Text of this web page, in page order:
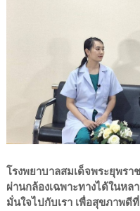
โรงพยาบาลสมเด็จพระยุพร
ผ่านกล้องเฉพาะทางได้ในห
มั่นใจไปกับเรา เพื่อสุขภาพดี